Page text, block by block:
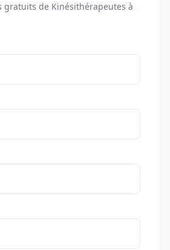
gratuits de Kinésithérapeutes à